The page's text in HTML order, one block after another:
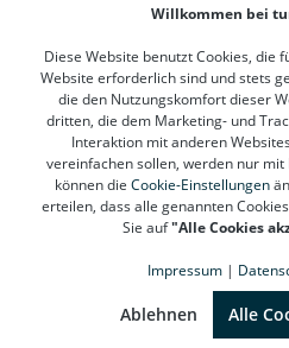
Kontakt
Kundenservice
Informationen
Top Marken
Willkommen bei
Diese Website benutzt Cookies, die
Website erforderlich sind und stets
die den Nutzungskomfort dieser
dritten, die dem Marketing- und
Interaktion mit anderen
vereinfachen sollen, werden nur
können die Cookie-Einstellungen
erteilen, dass alle genannten
Sie auf"Alle Cookies
Impressum |
Ablehnen Alle
(4.78 / 5)
1311 Bewertungen bei:
Informationen zur Echtheit der